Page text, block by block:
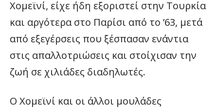
Χομεϊνί, είχε ήδη εξοριστεί στην Τουρκία
και αργότερα στο Παρίσι από το ’63, μετά
από εξεγέρσεις που ξέσπασαν ενάντια
στις απαλλοτριώσεις και στοίχισαν την
ζωή σε χιλιάδες διαδηλωτές.
Ο Χομεϊνί και οι άλλοι μουλάδες